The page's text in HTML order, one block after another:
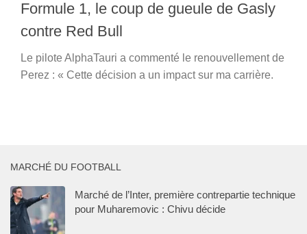
Formule 1, le coup de gueule de Gasly
contre Red Bull
Le pilote AlphaTauri a commenté le renouvellement de
Perez : « Cette décision a un impact sur ma carrière.
MARCHÉ DU FOOTBALL
Marché de l’Inter, première contrepartie technique
pour Muharemovic : Chivu décide